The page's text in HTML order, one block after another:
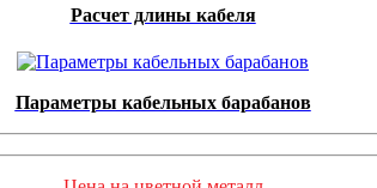
Расчет длины кабеля
Параметры кабельных барабанов